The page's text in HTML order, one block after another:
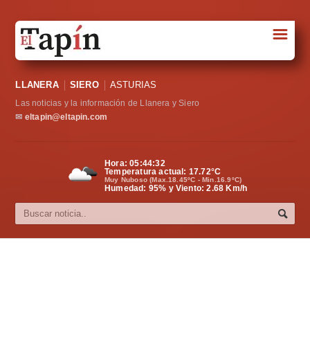
Sociedad
Política
Cultura
☰
LLANERA SIERO ASTURIAS
Las noticias y la información de Llanera y Siero
✉ eltapin@eltapin.com
Hora:05:44:33
Temperatura actual: 17.72°C
Muy Nuboso (Max.18.45ºC - Min.16.9ºC)
Humedad: 95% y Viento: 2.68 Km/h